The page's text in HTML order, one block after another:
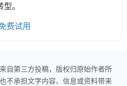
。
费试用
自第三方投稿，版权归原始作者所
不承担文字内容、信息或资料带来